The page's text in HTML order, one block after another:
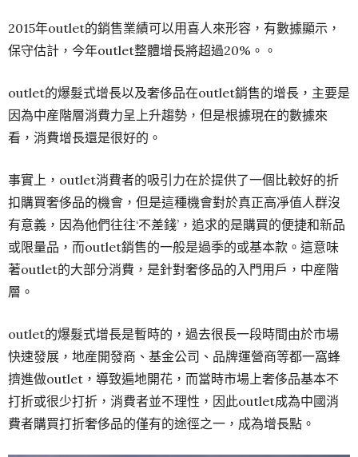
2015年outlet的銷售業績可以用喜人來形容，有數據顯示，
保守估計，今年outlet整體增長將超過20%。。
outlet的爆髮式增長以及奢侈品在outlet銷售的增長，主要是
因為中産階層消費力呈上升趨勢，但是根據現在的數據來
看，消費增長還是很好的。
事實上，outlet消費者的吸引力在於提供了一個比較好的折
扣購買奢侈品的機會，但是這種機會對於真正高凈值人群沒
有意義，因為他們往往‘不差錢’，追求的是購買的便捷和新品
或限量品，而outlet銷售的一般是過季的或基本款。這意味
著outlet的大部分消費，是針對奢侈品的入門用戶，中産階
層。
outlet的爆髮式增長是暫時的，過去很長一段時間由於市場
快速發展，地産開發商、基金公司、品牌運營商等都一窩蜂
擠進做outlet，導致遍地開花，而當時市場上奢侈品基本不
打折或很少打折，消費者並不理性，因此outlet成為中國消
費者購買打折奢侈品的僅有的途徑之一，成為增長點。